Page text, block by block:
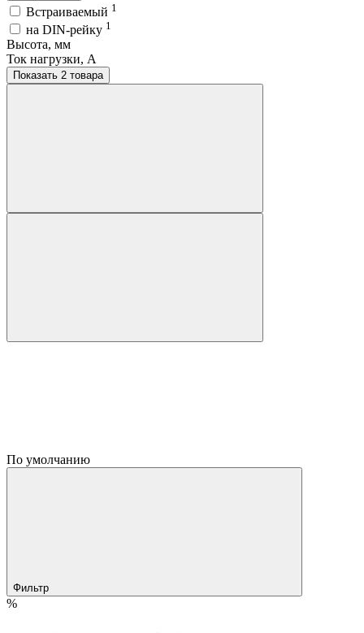
Встраиваемый 1
на DIN-рейку 1
Высота, мм
Ток нагрузки, A
Показать 2 товара
По умолчанию
Фильтр
%